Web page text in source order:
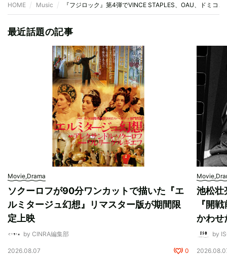
HOME Music 『フジロック』第4弾でVINCE STAPLES、OAU、ドミコ
最近話題の記事
Movie,Drama
ソクーロフが90分ワンカットで描いた『エ
ルミタージュ幻想』リマスター版が期間限
定上映
by CINRA編集部
2026.08.07 0
池松壮
『開
かわせ
by